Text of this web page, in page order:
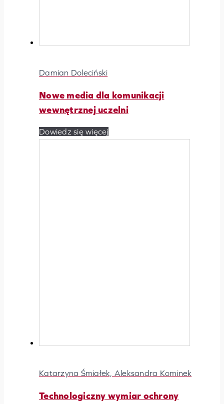
Damian Doleciński
Nowe media dla komunikacji
wewnętrznej uczelni
Dowiedz się więcej
Katarzyna Śmiałek, Aleksandra Kominek
Technologiczny wymiar ochrony